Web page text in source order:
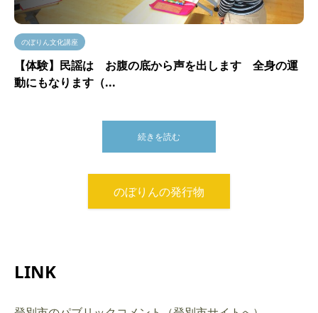
のぼりん文化講座
【体験】民謡は お腹の底から声を出します 全身の運
動にもなります（...
続きを読む
のぼりんの発行物
LINK